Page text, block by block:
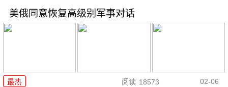
美俄同意恢复高级别军事对话
最热 阅读 18573 02-06